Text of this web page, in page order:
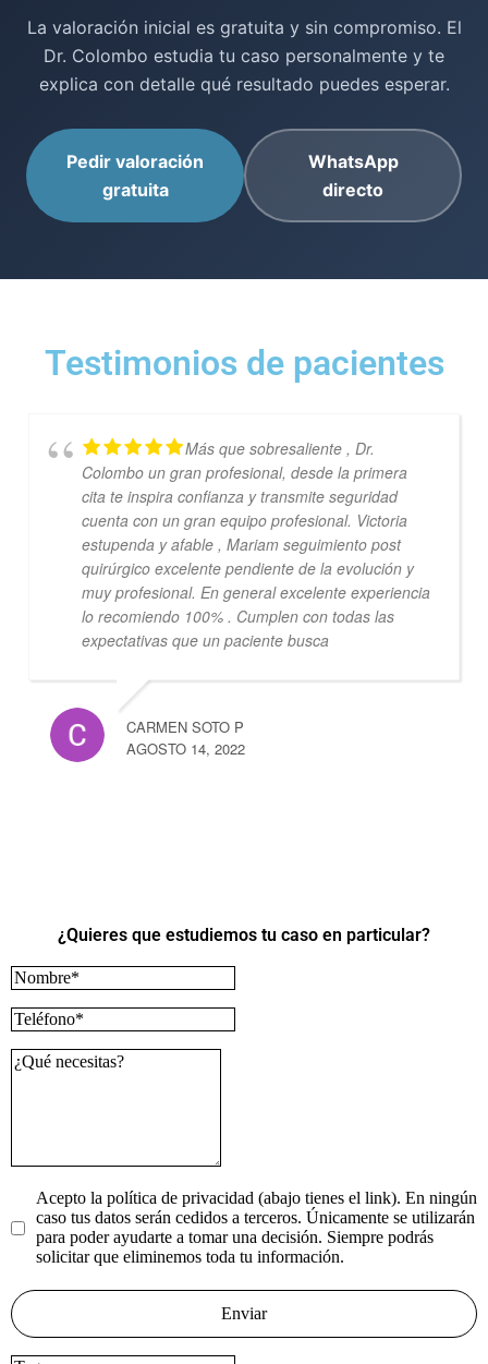
La valoración inicial es gratuita y sin compromiso. El
Dr. Colombo estudia tu caso personalmente y te
explica con detalle qué resultado puedes esperar.
Pedir valoración
gratuita
WhatsApp
directo
Testimonios de pacientes
Más que sobresaliente , Dr.
Colombo un gran profesional, desde la primera
cita te inspira confianza y transmite seguridad
cuenta con un gran equipo profesional. Victoria
estupenda y afable , Mariam seguimiento post
quirúrgico excelente pendiente de la evolución y
muy profesional. En general excelente experiencia
lo recomiendo 100% . Cumplen con todas las
expectativas que un paciente busca
CARMEN SOTO P
AGOSTO 14, 2022
¿Quieres que estudiemos tu caso en particular?